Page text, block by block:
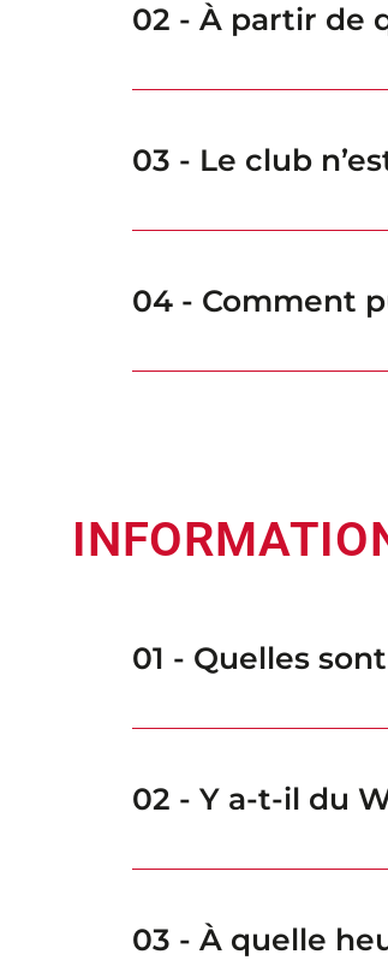
02 - À partir de
03 - Le club
04 - Comment
01 - Quelles
02 - Y a-t-il du
03 - À quelle